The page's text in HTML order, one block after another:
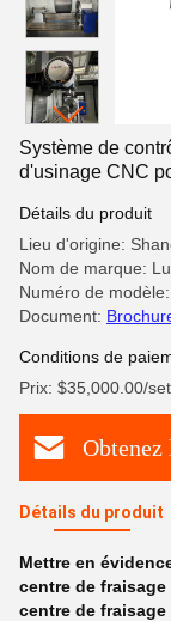
Système de
d'usinage CNC
Détails du produit
Lieu d'origine:
Nom de marque:
Numéro de
Document:
Conditions de
Prix: $35,000.00/
Détails du produit
Mettre en
centre de fraisage
centre de